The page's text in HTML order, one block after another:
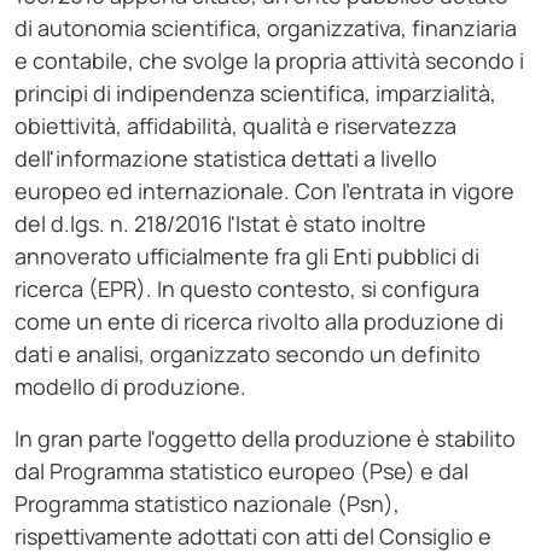
di autonomia scientifica, organizzativa, finanziaria
e contabile, che svolge la propria attività secondo i
principi di indipendenza scientifica, imparzialità,
obiettività, affidabilità, qualità e riservatezza
dell'informazione statistica dettati a livello
europeo ed internazionale. Con l'entrata in vigore
del d.lgs. n. 218/2016 l'Istat è stato inoltre
annoverato ufficialmente fra gli Enti pubblici di
ricerca (EPR). In questo contesto, si configura
come un ente di ricerca rivolto alla produzione di
dati e analisi, organizzato secondo un definito
modello di produzione.
In gran parte l'oggetto della produzione è stabilito
dal Programma statistico europeo (Pse) e dal
Programma statistico nazionale (Psn),
rispettivamente adottati con atti del Consiglio e